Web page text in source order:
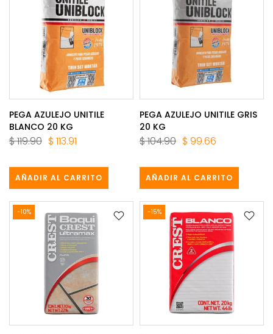
PEGA AZULEJO UNITILE
BLANCO 20 KG
$ 119.90 $ 113.91
AÑADIR AL CARRITO
PEGA AZULEJO UNITILE GRIS
20 KG
$ 104.90 $ 99.66
AÑADIR AL CARRITO
-10% -15%